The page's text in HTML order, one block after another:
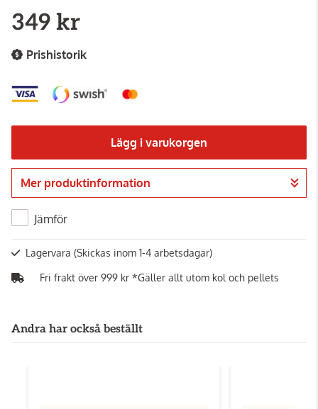
349 kr
Prishistorik
Lägg i varukorgen
Gå till kassan
Mer produktinformation
Jämför
Lagervara (Skickas inom 1-4 arbetsdagar)
Fri frakt över 999 kr *Gäller allt utom kol och pellets
Andra har också beställt